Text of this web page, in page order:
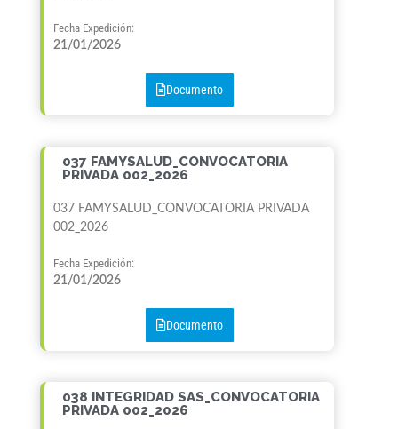
Fecha Expedición:
21/01/2026
Documento
037 FAMYSALUD_CONVOCATORIA
PRIVADA 002_2026
037 FAMYSALUD_CONVOCATORIA PRIVADA
002_2026
Fecha Expedición:
21/01/2026
Documento
038 INTEGRIDAD SAS_CONVOCATORIA
PRIVADA 002_2026